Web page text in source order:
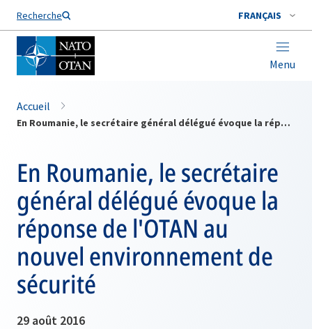
Recherche FRANÇAIS
Menu
Nom de famille*
Accueil
En Roumanie, le secrétaire général délégué évoque la réponse de l'OTAN au nouvel environnement de sécurité
En Roumanie, le secrétaire
général délégué évoque la
réponse de l'OTAN au
nouvel environnement de
sécurité
29 août 2016